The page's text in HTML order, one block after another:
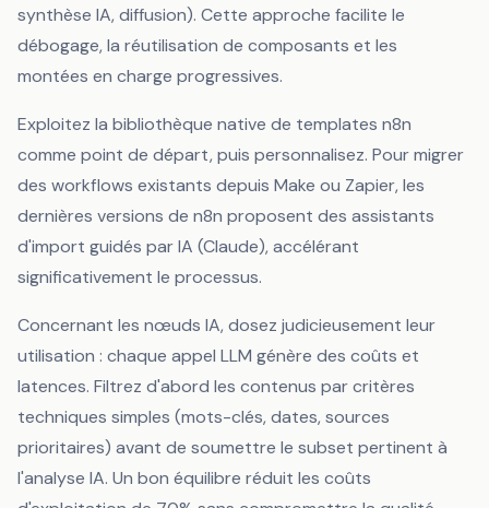
synthèse IA, diffusion). Cette approche facilite le
débogage, la réutilisation de composants et les
montées en charge progressives.
Exploitez la bibliothèque native de templates n8n
comme point de départ, puis personnalisez. Pour migrer
des workflows existants depuis Make ou Zapier, les
dernières versions de n8n proposent des assistants
d'import guidés par IA (Claude), accélérant
significativement le processus.
Concernant les nœuds IA, dosez judicieusement leur
utilisation : chaque appel LLM génère des coûts et
latences. Filtrez d'abord les contenus par critères
techniques simples (mots-clés, dates, sources
prioritaires) avant de soumettre le subset pertinent à
l'analyse IA. Un bon équilibre réduit les coûts